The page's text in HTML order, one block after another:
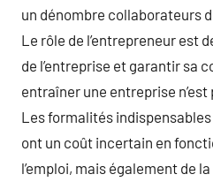
un dénombre collaborateurs
Le rôle de l’entrepreneur est
de l’entreprise et garantir sa
entraîner une entreprise
Les formalités
ont un coût incertain en
l’emploi, mais également de